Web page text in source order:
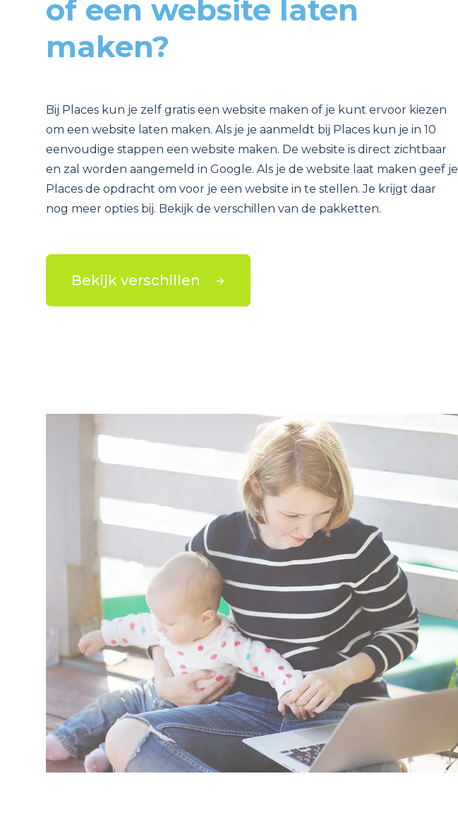
of een website laten
maken?
Bij Places kun je zelf gratis een website maken of je kunt ervoor kiezen
om een website laten maken. Als je je aanmeldt bij Places kun je in 10
eenvoudige stappen een website maken. De website is direct zichtbaar
en zal worden aangemeld in Google. Als je de website laat maken geef je
Places de opdracht om voor je een website in te stellen. Je krijgt daar
nog meer opties bij. Bekijk de verschillen van de pakketten.
Bekijk verschillen